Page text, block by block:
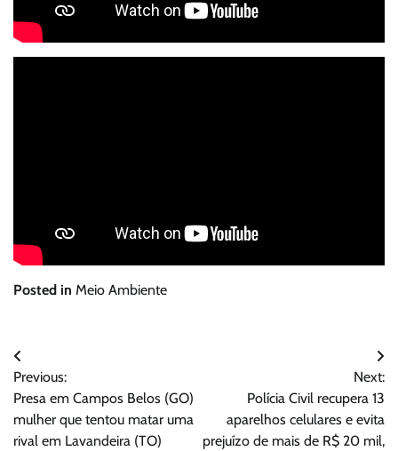
Posted in Meio Ambiente
Navegação
de
Post
Previous:
Presa em Campos Belos (GO)
mulher que tentou matar uma
rival em Lavandeira (TO)
Next:
Polícia Civil recupera 13
aparelhos celulares e evita
prejuízo de mais de R$ 20 mil,